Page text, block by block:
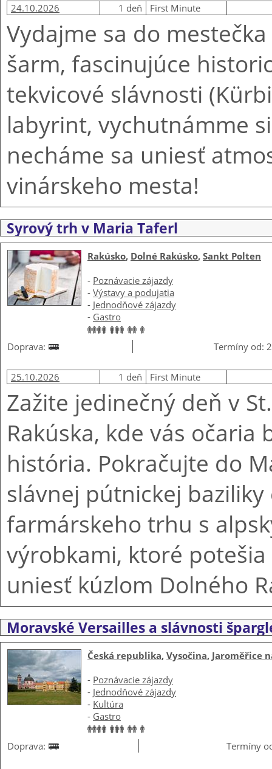
24.10.2026 1 deň First Minute
Vydajme sa do
šarm, fascinujúce
tekvicové slávnosti
labyrint, vychutnámme
necháme sa uniesť
vinárskeho mesta!
Syrový trh v Maria Taferl
Rakúsko, Dolné Rakúsko, Sankt Polten
- Poznávacie zájazdy
- Výstavy a podujatia
- Jednodňové zájazdy
- Gastro
Doprava: Termíny od:
25.10.2026 1 deň First Minute
Zažite jedinečný deň v
Rakúska, kde vás
história. Pokračujte do
slávnej pútnickej
farmárskeho trhu s
výrobkami, ktoré
uniesť kúzlom Dolného
Moravské Versailles a slávnosti
Česká republika, Vysočina, Jaroměřice
- Poznávacie zájazdy
- Jednodňové zájazdy
- Kultúra
- Gastro
Doprava: Termíny